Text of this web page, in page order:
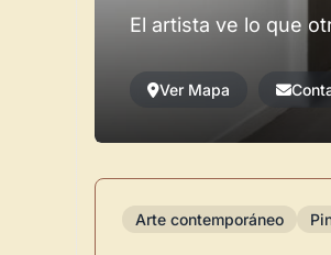
El artista ve lo que
Ver Mapa
Arte contemporáneo